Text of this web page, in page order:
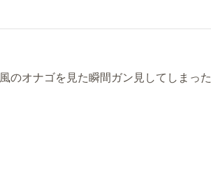
のオナゴを見た瞬間ガン見してしまった